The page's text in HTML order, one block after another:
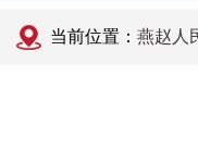
当前位置： 燕赵人